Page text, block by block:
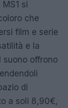
si
che
film e serie
e la
suono offrono
di
a soli 8,90€,